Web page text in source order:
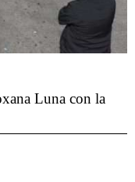
Luna con la